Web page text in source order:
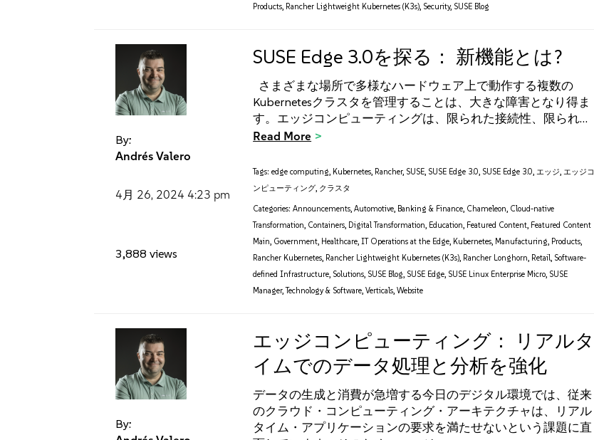
Products, Rancher Lightweight Kubernetes (K3s), Security, SUSE Blog
By:
Andrés Valero
4月 26, 2024 4:23 pm
3,888 views
SUSE Edge 3.0を探る： 新機能とは?
さまざまな場所で多様なハードウェア上で動作する複数の
Kubernetesクラスタを管理することは、大きな障害となり得ま
す。エッジコンピューティングは、限られた接続性、限られ…
Read More
Tags: edge computing, Kubernetes, Rancher, SUSE, SUSE Edge 3.0, SUSE Edge 3.0,エッジ,エッジコ
ンピューティング, クラスタ
Categories: Announcements,Automotive, Banking & Finance, Chameleon, Cloud-native
Transformation, Containers, Digital Transformation, Education, Featured Content, Featured Content
Main, Government, Healthcare,IT Operations at the Edge, Kubernetes, Manufacturing, Products,
Rancher Kubernetes, Rancher Lightweight Kubernetes (K3s), Rancher Longhorn, Retail, Software-
defined Infrastructure, Solutions, SUSE Blog, SUSE Edge, SUSE Linux Enterprise Micro, SUSE
Manager, Technology & Software,Verticals,Website
By:
エッジコンピューティング： リアルタ
イムでのデータ処理と分析を強化
データの生成と消費が急増する今日のデジタル環境では、従来
のクラウド・コンピューティング・アーキテクチャは、リアル
タイム・アプリケーションの要求を満たせないという課題に直